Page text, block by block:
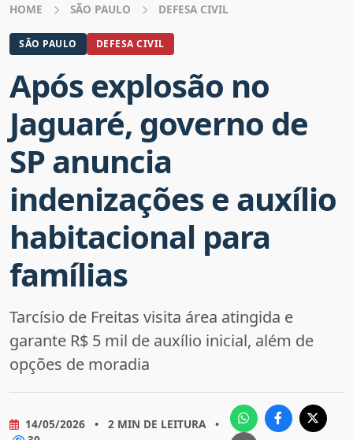
HOME SÃO PAULO DEFESA CIVIL
SÃO PAULO DEFESA CIVIL
Após explosão no
Jaguaré, governo de
SP anuncia
indenizações e auxílio
habitacional para
famílias
Tarcísio de Freitas visita área atingida e
garante R$ 5 mil de auxílio inicial, além de
opções de moradia
14/05/2026 • 2 MIN DE LEITURA
•